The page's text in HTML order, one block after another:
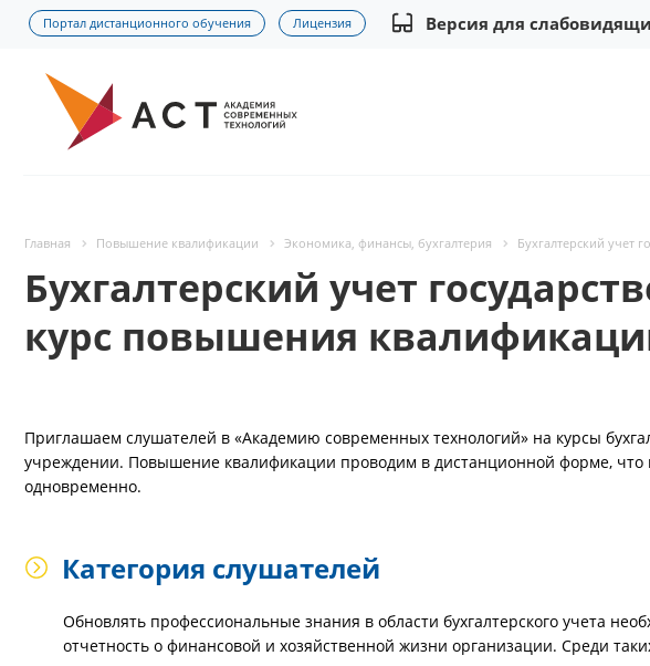
Портал дистанционного обучения Лицензия Версия для
Главная Повышение квалификации Экономика, финансы, бухгалтерия Бухгалтерский учет
Бухгалтерский учет
курс повышения
Приглашаем слушателей в «Академию современных технологий» на курсы
учреждении. Повышение квалификации проводим в дистанционной форме, что
одновременно.
Категория слушателей
Обновлять профессиональные знания в области бухгалтерского учета
отчетность о финансовой и хозяйственной жизни организации. Среди